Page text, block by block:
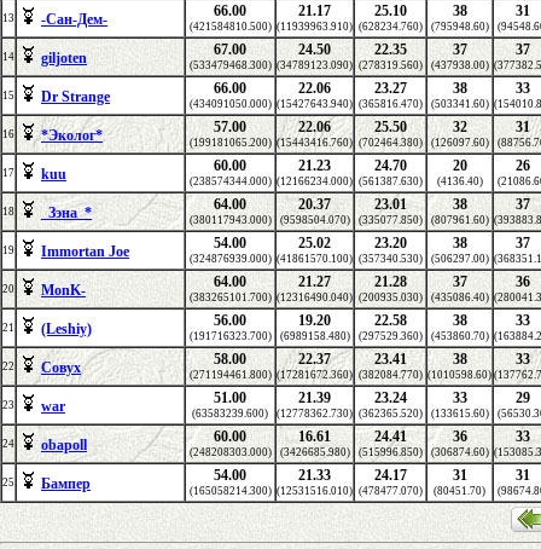
13 -Сан-Дем- 66.00
(421584810.500)
21.17
(11939963.910)
25.10
(628234.760)
38
(795948.60)
31
14 giljoten 67.00
(533479468.300)
24.50
(34789123.090)
22.35
(278319.560)
37
(437938.00)
37
15 Dr Strange 66.00
(434091050.000)
22.06
(15427643.940)
23.27
(365816.470)
38
(503341.60)
33
16 *Эколог* 57.00
(199181065.200)
22.06
(15443416.760)
25.50
(702464.380)
32
(126097.60)
31
17 kuu 60.00
(238574344.000)
21.23
(12166234.000)
24.70
(561387.630)
20
(4136.40)
26
18 _Зэна_* 64.00
(380117943.000)
20.37
(9598504.070)
23.01
(335077.850)
38
(807961.60)
37
19 Immortan Joe 54.00
(324876939.000)
25.02
(41861570.100)
23.20
(357340.530)
38
(506297.00)
37
20 MonK- 64.00
(383265101.700)
21.27
(12316490.040)
21.28
(200935.030)
37
(435086.40)
36
21 (Leshiy) 56.00
(191716323.700)
19.20
(6989158.480)
22.58
(297529.360)
38
(453860.70)
33
22 Совух 58.00
(271194461.800)
22.37
(17281672.360)
23.41
(382084.770)
38
(1010598.60)
33
23 war 51.00
(63583239.600)
21.39
(12778362.730)
23.24
(362365.520)
33
(133615.60)
29
24 obapoll 60.00
(248208303.000)
16.61
(3426685.980)
24.41
(515996.850)
36
(306874.60)
33
25 Бампер 54.00
(165058214.300)
21.33
(12531516.010)
24.17
(478477.070)
31
(80451.70)
31